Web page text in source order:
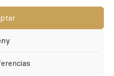
XIX en el centro histórico
y la Alcazaba. Las
y confortables, con una